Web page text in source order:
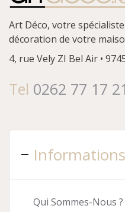
Art Déco, votre
décoration de votre
4, rue Vely ZI Bel Air •
Tel 0262 77 17 21
Informations
Qui Sommes-Nous ?